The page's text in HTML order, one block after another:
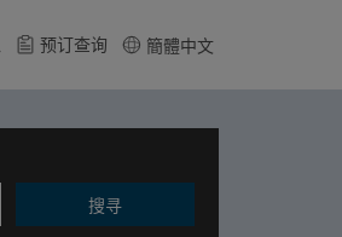
预订查询 簡體中文
搜寻